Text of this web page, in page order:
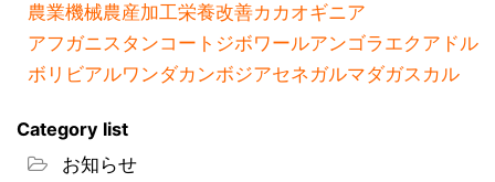
農業機械農産加工栄養改善カカオギニア
アフガニスタンコートジボワールアンゴラ エクアドル
ボリビアルワンダカンボジアセネガルマダガスカル
Category list
お知らせ